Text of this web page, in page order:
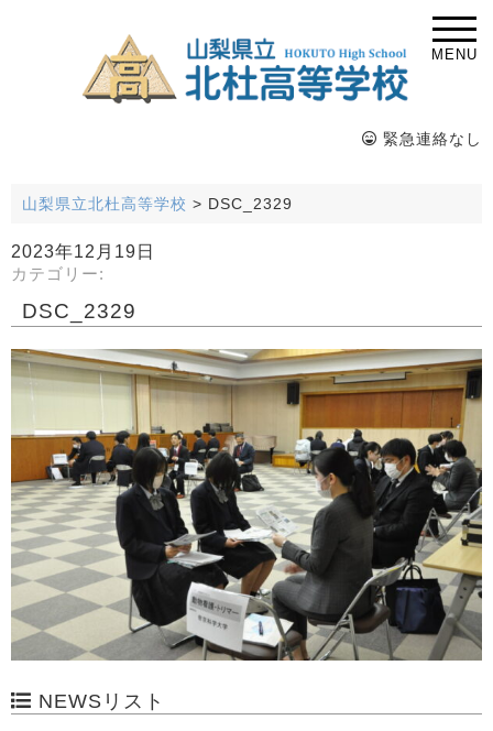
MENU
緊急連絡なし
山梨県立北杜高等学校 > DSC_2329
2023年12月19日
カテゴリー:
DSC_2329
NEWSリスト